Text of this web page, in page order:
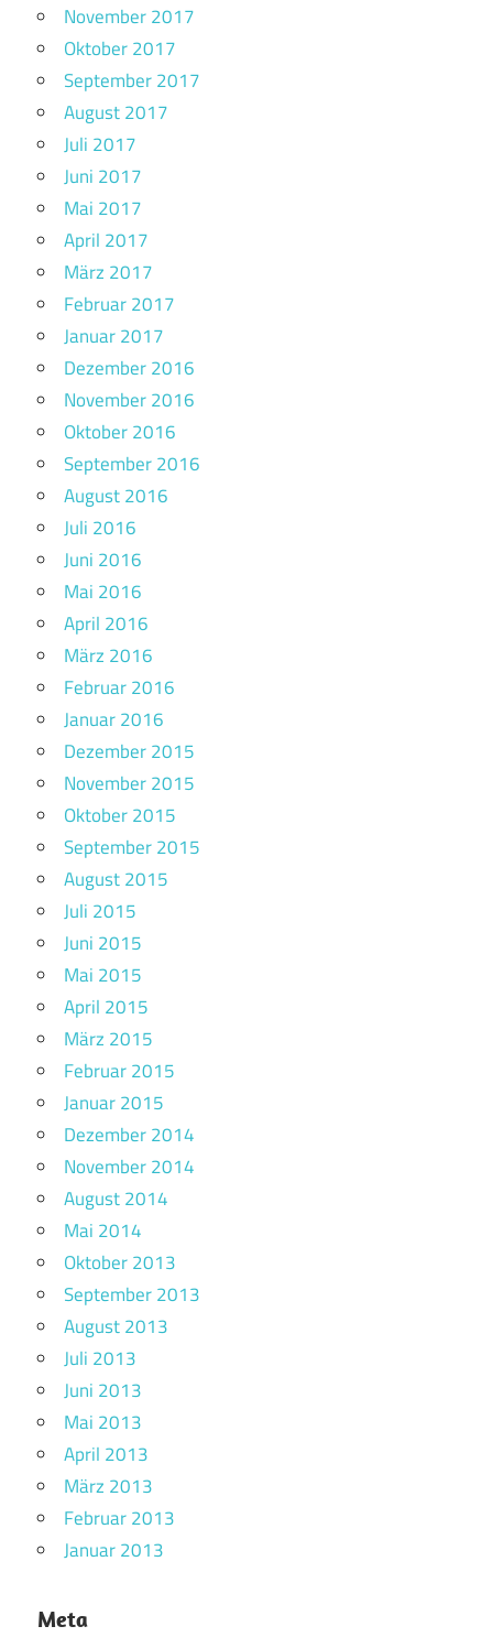
November 2017
Oktober 2017
September 2017
August 2017
Juli 2017
Juni 2017
Mai 2017
April 2017
März 2017
Februar 2017
Januar 2017
Dezember 2016
November 2016
Oktober 2016
September 2016
August 2016
Juli 2016
Juni 2016
Mai 2016
April 2016
März 2016
Februar 2016
Januar 2016
Dezember 2015
November 2015
Oktober 2015
September 2015
August 2015
Juli 2015
Juni 2015
Mai 2015
April 2015
März 2015
Februar 2015
Januar 2015
Dezember 2014
November 2014
August 2014
Mai 2014
Oktober 2013
September 2013
August 2013
Juli 2013
Juni 2013
Mai 2013
April 2013
März 2013
Februar 2013
Januar 2013
Meta